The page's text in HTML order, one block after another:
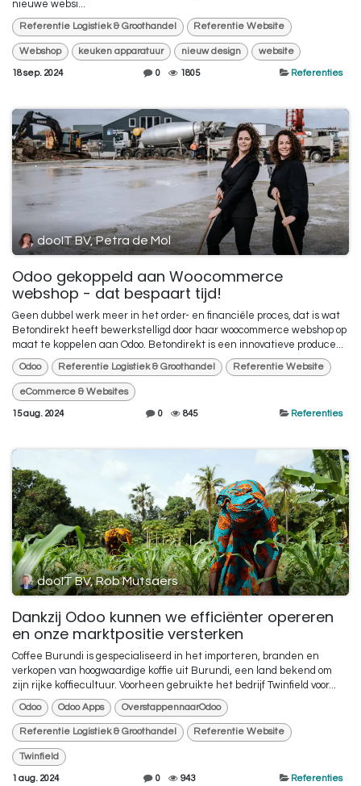
nieuwe websi...
Referentie Logistiek & Groothandel Referentie Website
Webshop keuken apparatuur nieuw design website
18 sep. 2024 0 1805 Referenties
dooIT BV, Petra de Mol
Odoo gekoppeld aan Woocommerce
webshop - dat bespaart tijd!
Geen dubbel werk meer in het order- en financiële proces, dat is wat
Betondirekt heeft bewerkstelligd door haar woocommerce webshop op
maat te koppelen aan Odoo. Betondirekt is een innovatieve produce...
Odoo Referentie Logistiek & Groothandel Referentie Website
eCommerce & Websites
15 aug. 2024 0 845 Referenties
dooIT BV, Rob Mutsaers
Dankzij Odoo kunnen we efficiënter opereren
en onze marktpositie versterken
Coffee Burundi is gespecialiseerd in het importeren, branden en
verkopen van hoogwaardige koffie uit Burundi, een land bekend om
zijn rijke koffiecultuur. Voorheen gebruikte het bedrijf Twinfield voor...
Odoo Odoo Apps OverstappennaarOdoo
Referentie Logistiek & Groothandel Referentie Website
Twinfield
1 aug. 2024 0 943 Referenties